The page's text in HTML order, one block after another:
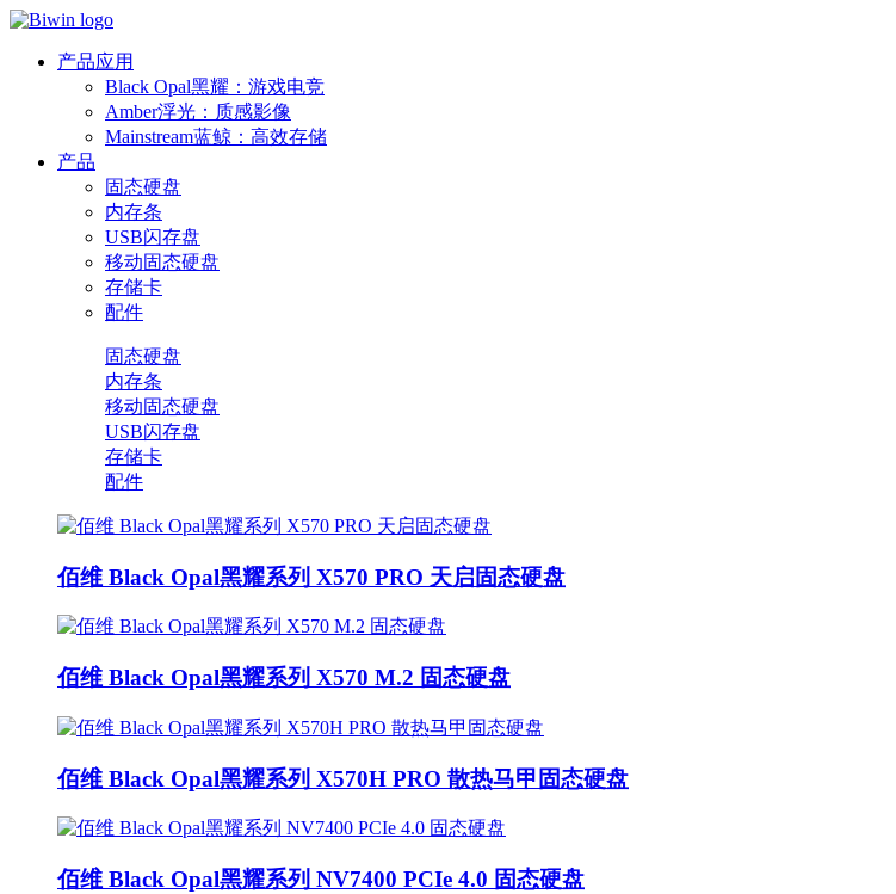
产品应用
Black Opal黑耀：游戏电竞
Amber浮光：质感影像
Mainstream蓝鲸：高效存储
产品
固态硬盘
内存条
USB闪存盘
移动固态硬盘
存储卡
配件
固态硬盘
内存条
移动固态硬盘
USB闪存盘
存储卡
配件
佰维 Black Opal黑耀系列 X570 PRO 天启固态硬盘
佰维 Black Opal黑耀系列 X570 M.2 固态硬盘
佰维 Black Opal黑耀系列 X570H PRO 散热马甲固态硬盘
佰维 Black Opal黑耀系列 NV7400 PCIe 4.0 固态硬盘